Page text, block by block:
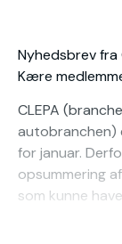
Nyhedsbrev fra
Kære
CLEPA
autobranchen)
for januar.
opsummering
som kunne